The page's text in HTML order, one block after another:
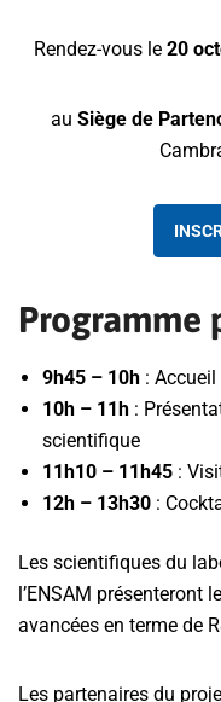
Rendez-vous le 20
au Siège de
Programme
9h45 – 10h : Accueil
10h – 11h :
scientifique
11h10 – 11h45 :
12h – 13h30 :
Les scientifiques du
l’ENSAM présenteront
avancées en terme de
Les partenaires du